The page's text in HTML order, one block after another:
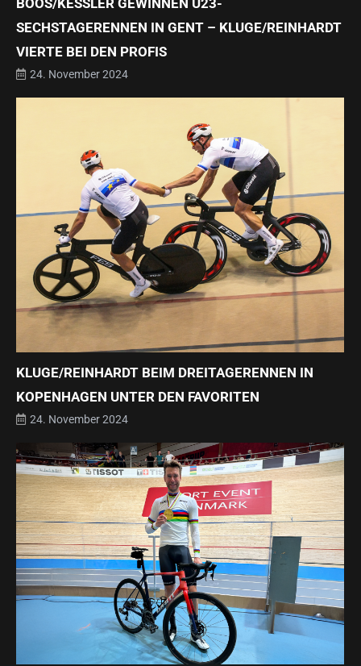
ECHSTAGERENNEN IN GENT – KLUGE/REINHARDT V
IERTE BEI DEN PROFIS
24. November 2024
KLUGE/REINHARDT BEIM DREITAGERENNEN IN
KOPENHAGEN UNTER DEN FAVORITEN
24. November 2024